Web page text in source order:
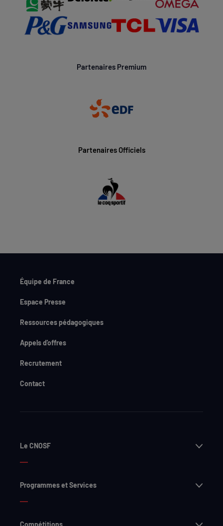
Partenaires Premium
Partenaires Officiels
Équipe de France
Espace Presse
Ressources pédagogiques
Appels d'offres
Recrutement
Contact
Le CNOSF
Programmes et Services
Compétitions